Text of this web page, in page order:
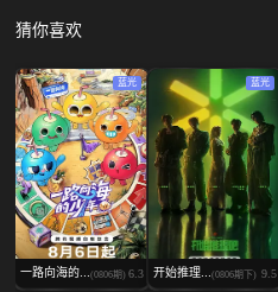
猜你喜欢
蓝光
一路向海的... (0806期) 6.3
蓝光
开始推理... (0806期下) 9.5